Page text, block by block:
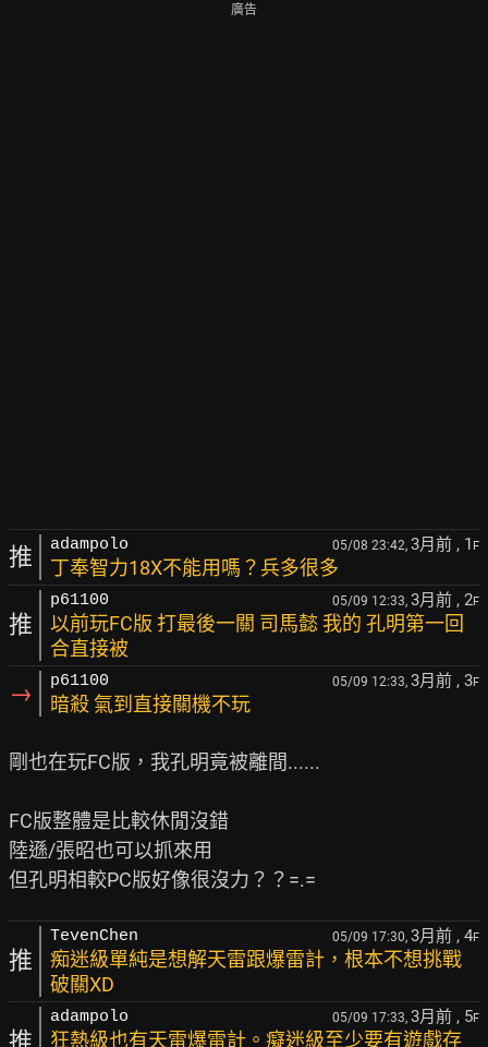
廣告
推 adampolo 05/08 23:42, 3月前 , 1 F
丁奉智力18X不能用嗎？兵多很多
推
p61100 05/09 12:33, 3月前 , 2F
以前玩FC版 打最後一關 司馬懿 我的 孔明第一回
合直接被
→ p61100 05/09 12:33, 3月前 , 3F
暗殺 氣到直接關機不玩
剛也在玩FC版，我孔明竟被離間......
FC版整體是比較休閒沒錯
陸遜/張昭也可以抓來用
推
TevenChen 05/09 17:30, 3月前 , 4F
痴迷級單純是想解天雷跟爆雷計，根本不想挑戰
破關XD
推
adampolo 05/09 17:33, 3月前 , 5F
狂熱級也有天雷爆雷計。癡迷級至少要有遊戲存